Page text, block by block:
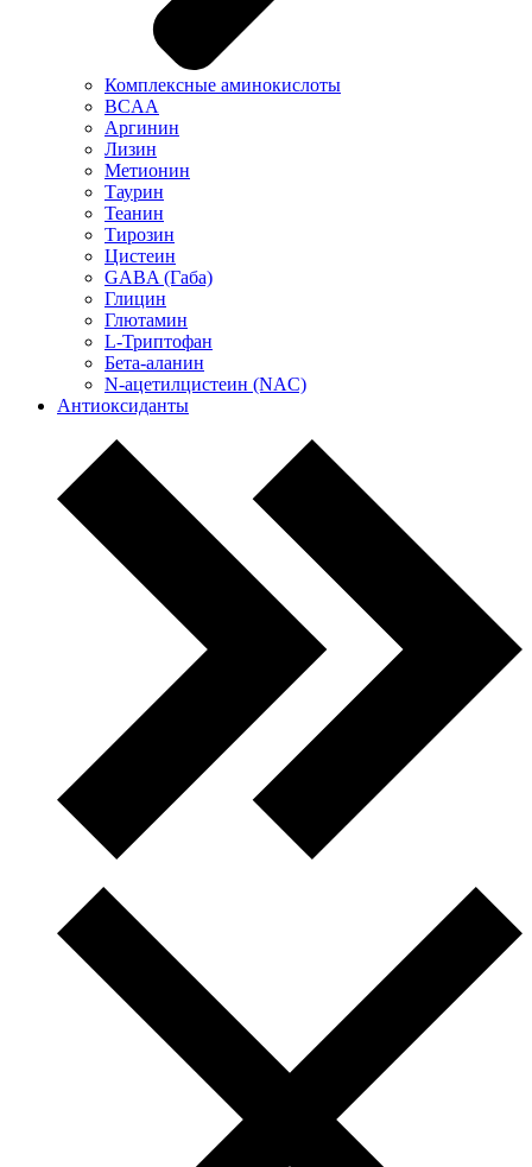
Комплексные аминокислоты
BCAA
Аргинин
Лизин
Метионин
Таурин
Теанин
Тирозин
Цистеин
GABA (Габа)
Глицин
Глютамин
L-Триптофан
Бета-аланин
N-ацетилцистеин (NAC)
Антиоксиданты